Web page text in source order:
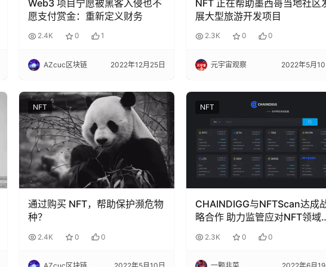
Web3 项目宁愿被黑客入侵也不
愿支付赏金：重新定义财务
2.4K 0 1
AZcuc区块链 2022年12月25日
NFT 正在帮助墨西哥当地社区
展大型旅游开发项目
2.3K 0 0
元宇宙观察 2022年5月10
NFT
通过购买 NFT，帮助保护濒危物
种？
2.4K 0 0
NFT
CHAINDIGG与NFTScan达成
略合作 助力监管应对NFT领域
2.3K 0 0